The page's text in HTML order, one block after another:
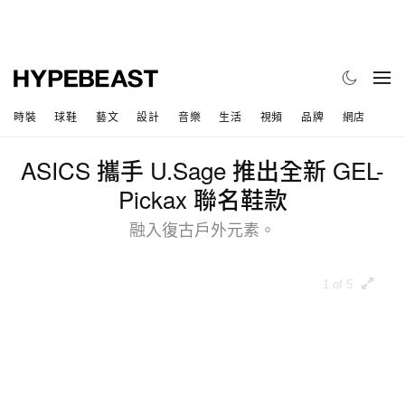
時裝 球鞋 藝文 設計 音樂 生活 視頻 品牌 網店
ASICS 攜手 U.Sage 推出全新 GEL-
Pickax 聯名鞋款
融入復古戶外元素。
1 of 5